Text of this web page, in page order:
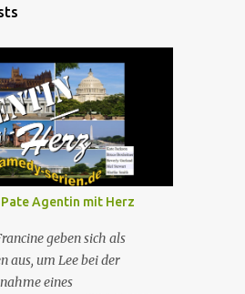
Agentin mit Herz
geben sich als
aus, um Lee bei der
eines